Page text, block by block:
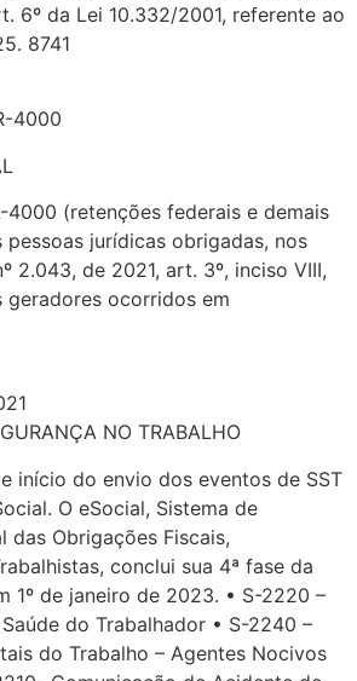
6º da Lei 10.332/2001, referente ao
8741
4000
4000 (retenções federais e demais
pessoas jurídicas obrigadas, nos
2.043, de 2021, art. 3º, inciso VIII,
geradores ocorridos em
NO TRABALHO
início do envio dos eventos de SST
O eSocial, Sistema de
das Obrigações Fiscais,
conclui sua 4ª fase da
1º de janeiro de 2023. • S-2220 –
do Trabalhador • S-2240 –
do Trabalho – Agentes Nocivos